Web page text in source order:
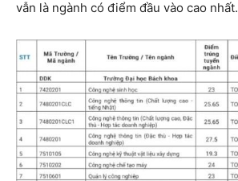
vẫn là ngành có điểm đầu vào cao nhất.